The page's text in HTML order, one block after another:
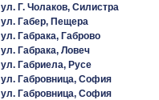
ул. Г. Чолаков, Силистра
ул. Габер, Пещера
ул. Габрака, Габрово
ул. Габрака, Ловеч
ул. Габриела, Русе
ул. Габровница, София
ул. Габровница, София